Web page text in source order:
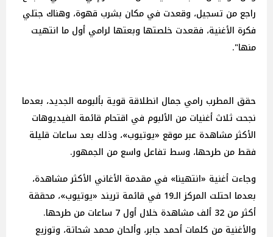
راجع من تسجيل، وقعدت في مكان بشرب قهوة، وهناك جتلي
فكرة الأغنية، فقعدت خلصتها وبعتها لرامي أول ما انتهيت
منها".
حقق المطرب رامي جمال انطلاقة قوية بألبومه الجديد، بعدما
نجحت ثلاث أغنيات من الألبوم في اقتحام قائمة الفيديوهات
الأكثر مشاهدة عبر موقع «يوتيوب»، وذلك بعد ساعات قليلة
فقط من طرحها، وسط تفاعل واسع من الجمهور.
وجاءت أغنية «انتهينا» في مقدمة الأغاني الأكثر مشاهدة،
بعدما احتلت المركز الـ19 في قائمة تريند «يوتيوب»، محققة
أكثر من 32 ألف مشاهدة خلال أول 7 ساعات من طرحها.
والأغنية من كلمات أحمد جابر، وألحان محمد شحاتة، وتوزيع